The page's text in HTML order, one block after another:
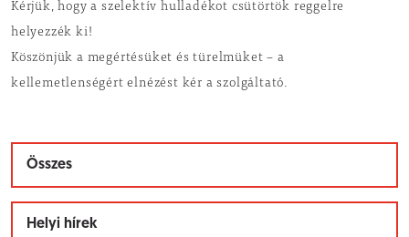
Kérjük, hogy a szelektív hulladékot csütörtök reggelre
helyezzék ki!
Köszönjük a megértésüket és türelmüket – a
kellemetlenségért elnézést kér a szolgáltató.
Összes
Helyi hírek